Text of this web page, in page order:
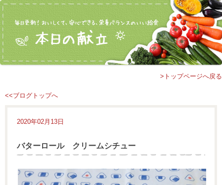
>トップページへ戻る
<<ブログトップへ
2020年02月13日
バターロール クリームシチュー